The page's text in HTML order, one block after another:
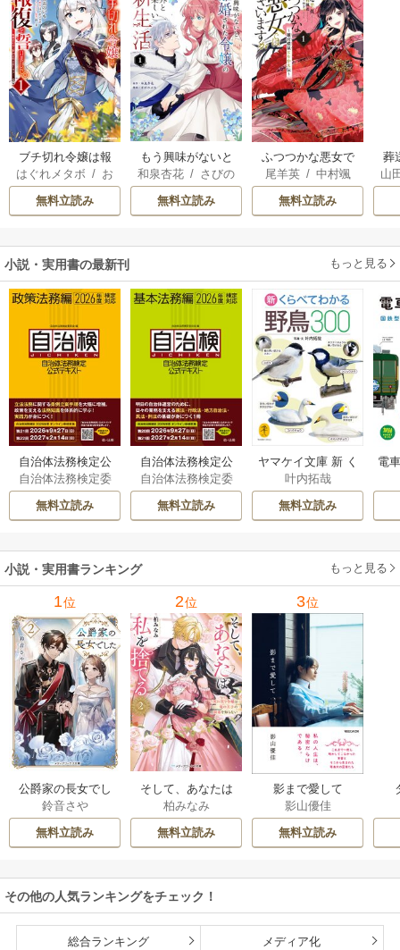
ブチ切れ令嬢は報
復を誓いました。
はぐれメタボ / お
おのいも /
無料立読み
もう興味がないと
離婚された令嬢の
意外と楽しい新生
活
和泉杏花 / さびの
ぶち
無料立読み
ふつつかな悪女で
はございますが ～
雛宮蝶鼠とりかえ
伝～
尾羊英/ 中村颯
/ ゆき哉
無料立読み
葬
山
小説・実用書の最新刊 もっと見る
自治体法務検定公
式テキスト 政策
法務編 ２０２６
年度検定対応 1巻
自治体法務検定委
員会
無料立読み
自治体法務検定公
式テキスト 基本
法務編 ２０２６
年度検定対応 1巻
自治体法務検定委
員会
無料立読み
ヤマケイ文庫 新 く
らべてわかる野鳥3
00 1巻
叶内拓哉
無料立読み
電
小説・実用書ランキング もっと見る
1位
公爵家の長女でし
た
鈴音さや
無料立読み
2位
そして、あなたは
私を捨てる
柏みなみ
無料立読み
3位
影まで愛して
影山優佳
無料立読み
その他の人気ランキングをチェック！
総合ランキング メディア化